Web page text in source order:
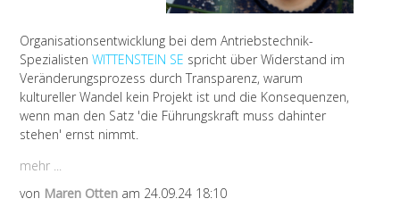
Organisationsentwicklung bei dem Antriebstechnik-
SpezialistenWITTENSTEIN SE spricht über Widerstand im
Veränderungsprozess durch Transparenz, warum
kultureller Wandel kein Projekt ist und die Konsequenzen,
wenn man den Satz 'die Führungskraft muss dahinter
stehen' ernst nimmt.
mehr ...
von Maren Otten am 24.09.24 18:10